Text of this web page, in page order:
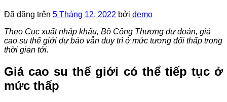
Đã đăng trên 5 Tháng 12, 2022 bởi demo
Theo Cục xuất nhập khẩu, Bộ Công Thương dự đoán, giá
cao su thế giới dự báo vẫn duy trì ở mức tương đối thấp trong
thời gian tới.
Giá cao su thế giới có thể tiếp tục ở
mức thấp